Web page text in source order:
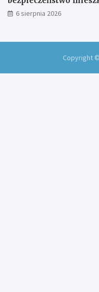
6 sierpnia 2026
Copyright